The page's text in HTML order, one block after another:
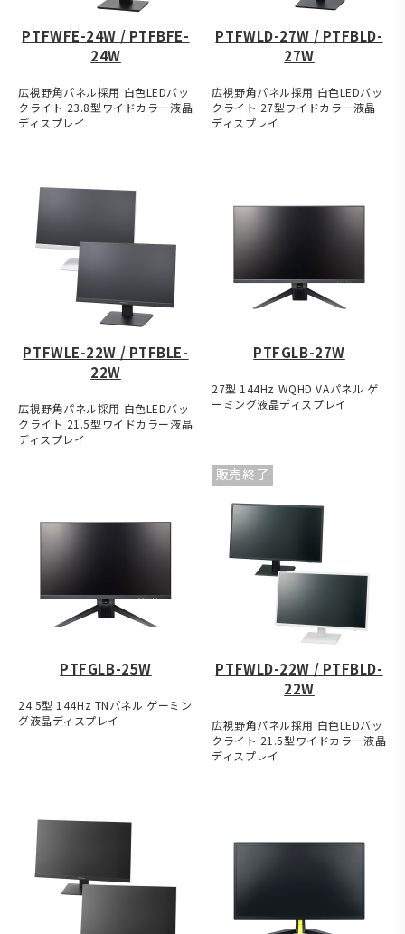
PTFWFE-24W / PTFBFE-
24W
広視野角パネル採用 白色LEDバッ
クライト 23.8型ワイドカラー液晶
ディスプレイ
PTFWLD-27W / PTFBLD-
27W
広視野角パネル採用 白色LEDバッ
クライト 27型ワイドカラー液晶
ディスプレイ
PTFWLE-22W / PTFBLE-
22W
広視野角パネル採用 白色LEDバッ
クライト 21.5型ワイドカラー液晶
ディスプレイ
PTFGLB-27W
27型 144Hz WQHD VAパネル ゲ
ーミング液晶ディスプレイ
PTFGLB-25W
24.5型 144Hz TNパネル ゲーミン
グ液晶ディスプレイ
販売終了
PTFWLD-22W / PTFBLD-
22W
広視野角パネル採用 白色LEDバッ
クライト 21.5型ワイドカラー液晶
ディスプレイ